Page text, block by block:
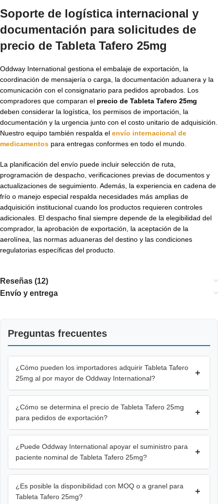
Soporte de logística internacional y
documentación para solicitudes de
precio de Tableta Tafero 25mg
Oddway International gestiona el embalaje de exportación, la
coordinación de mensajería o carga, la documentación aduanera y la
comunicación con el consignatario para pedidos aprobados. Los
compradores que comparan el precio de Tableta Tafero 25mg
deben considerar la logística, los permisos de importación, la
documentación y la urgencia junto con el costo unitario de adquisición.
Nuestro equipo también respalda el envío internacional de
medicamentos para entregas conformes en todo el mundo.
La planificación del envío puede incluir selección de ruta,
programación de despacho, verificaciones previas de documentos y
actualizaciones de seguimiento. Además, la experiencia en cadena de
frío o manejo especial respalda necesidades más amplias de
adquisición institucional cuando los productos requieren controles
adicionales. El despacho final siempre depende de la elegibilidad del
comprador, la aprobación de exportación, la aceptación de la
aerolínea, las normas aduaneras del destino y las condiciones
regulatorias específicas del producto.
Reseñas (12)
Envío y entrega
Preguntas frecuentes
¿Cómo pueden los importadores adquirir Tableta Tafero
25mg al por mayor de Oddway International?
+
¿Cómo se determina el precio de Tableta Tafero 25mg
para pedidos de exportación?
+
¿Puede Oddway International apoyar el suministro para
paciente nominal de Tableta Tafero 25mg?
+
¿Es posible la disponibilidad con MOQ o a granel para
Tableta Tafero 25mg?
+